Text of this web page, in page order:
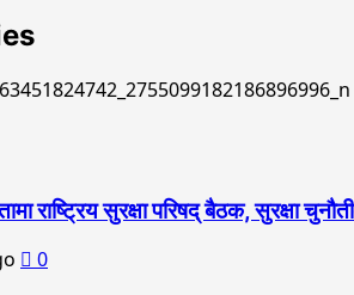
राष्ट्रिय सुरक्षा परिषद् बैठक, सुरक्षा
0